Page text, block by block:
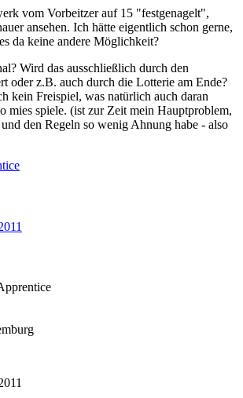
vom Vorbeitzer auf 15 "festgenagelt",
ansehen. Ich hätte eigentlich schon gerne,
da keine andere Möglichkeit?
Wird das ausschließlich durch den
oder z.B. auch durch die Lotterie am Ende?
kein Freispiel, was natürlich auch daran
mies spiele. (ist zur Zeit mein Hauptproblem,
den Regeln so wenig Ahnung habe - also